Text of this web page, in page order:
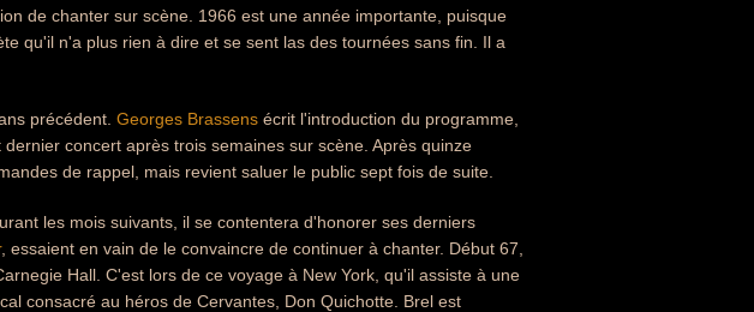
de chanter sur scène. 1966 est une année importante, puisque
qu'il n'a plus rien à dire et se sent las des tournées sans fin. Il a
précédent. Georges Brassens écrit l'introduction du programme,
concert après trois semaines sur scène. Après quinze
de rappel, mais revient saluer le public sept fois de suite.
les mois suivants, il se contentera d'honorer ses derniers
, essaient en vain de le convaincre de continuer à chanter. Début 67,
Hall. C'est lors de ce voyage à New York, qu'il assiste à une
consacré au héros de Cervantes, Don Quichotte. Brel est